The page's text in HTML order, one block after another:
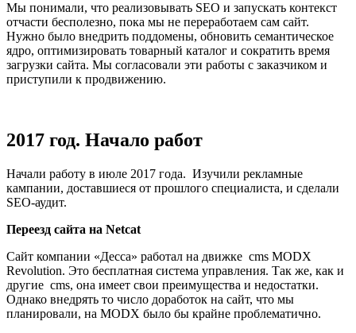
Мы понимали, что реализовывать SEO и запускать контекст
отчасти бесполезно, пока мы не переработаем сам сайт.
Нужно было внедрить поддомены, обновить семантическое
ядро, оптимизировать товарный каталог и сократить время
загрузки сайта. Мы согласовали эти работы с заказчиком и
приступили к продвижению.
2017 год. Начало работ
Начали работу в июле 2017 года. Изучили рекламные
кампании, доставшиеся от прошлого специалиста, и сделали
SEO-аудит.
Переезд сайта на Netcat
Сайт компании «Десса» работал на движке cms MODX
Revolution. Это бесплатная система управления. Так же, как и
другие cms, она имеет свои преимущества и недостатки.
Однако внедрять то число доработок на сайт, что мы
планировали, на MODX было бы крайне проблематично.